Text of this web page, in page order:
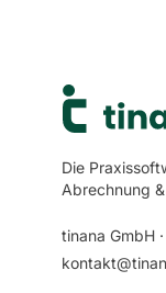
Die
Abrechnung
tinana GmbH